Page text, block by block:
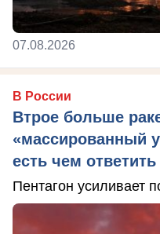
07.08.2026
В России
Втрое больше
«массированный
есть чем ответить
Пентагон усиливает